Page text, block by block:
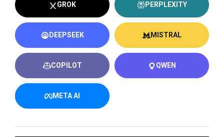
GROK PERPLEXITY
DEEPSEEK MISTRAL
COPILOT QWEN
META AI